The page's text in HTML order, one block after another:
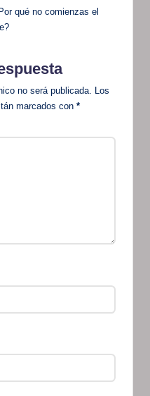
qué no comienzas el
no será publicada. Los
marcados con *